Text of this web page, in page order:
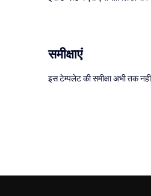
समीक्षाएं
इस टेम्पलेट की समीक्षा अभी तक